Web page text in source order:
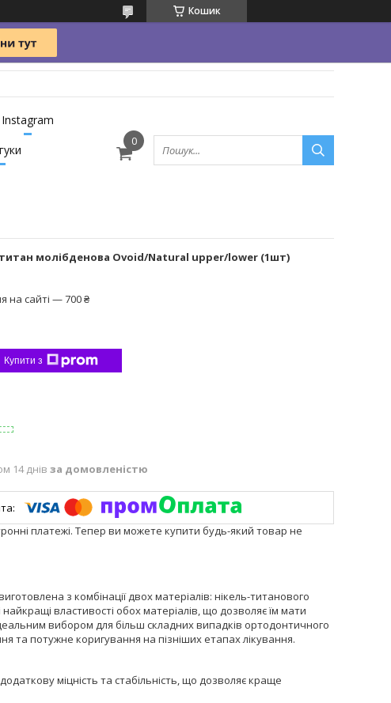
Кошик
Instagram
молібденова Ovoid/Natural upper/lower (1шт)
на сайті — 700 ₴
Купити з
14 днів за домовленістю
платежі. Тепер ви можете купити будь-який товар не
з комбінації двох матеріалів: нікель-титанового
властивості обох матеріалів, що дозволяє їм мати
вибором для більш складних випадків ортодонтичного
та потужне коригування на пізніших етапах лікування.
міцність та стабільність, що дозволяє краще